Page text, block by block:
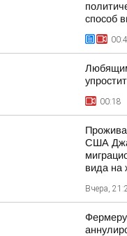
способ
00:18
США
вида на
Вчера,
Фермеру